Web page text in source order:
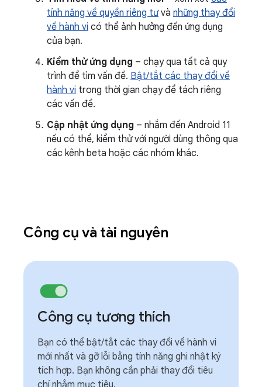
tính năng về quyền riêng tưvà những thay đổi
về hành vi có thể ảnh hưởng đến ứng dụng
của bạn.
Kiểm thử ứng dụng – chạy qua tất cả quy
trình để tìm vấn đề. Bật/tắt các thay đổi về
hành vi trong thời gian chạy để tách riêng
các vấn đề.
Cập nhật ứng dụng – nhắm đến Android 11
nếu có thể, kiểm thử với người dùng thông qua
các kênh beta hoặc các nhóm khác.
Công cụ và tài nguyên
Công cụ tương thích
Bạn có thể bật/tắt các thay đổi về hành vi
mới nhất và gỡ lỗi bằng tính năng ghi nhật ký
tích hợp. Bạn không cần phải thay đổi tiêu
chí nhắm mục tiêu.